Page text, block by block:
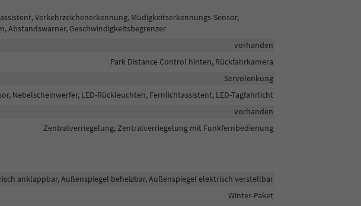
Verkehrzeichenerkennung, Müdigkeitserkennungs-Sensor,
Abstandswarner, Geschwindigkeitsbegrenzer
vorhanden
Park Distance Control hinten, Rückfahrkamera
Servolenkung
Nebelscheinwerfer, LED-Rückleuchten, Fernlichtassistent, LED-Tagfahrlicht
vorhanden
Zentralverriegelung, Zentralverriegelung mit Funkfernbedienung
anklappbar, Außenspiegel beheizbar, Außenspiegel elektrisch verstellbar
Winter-Paket